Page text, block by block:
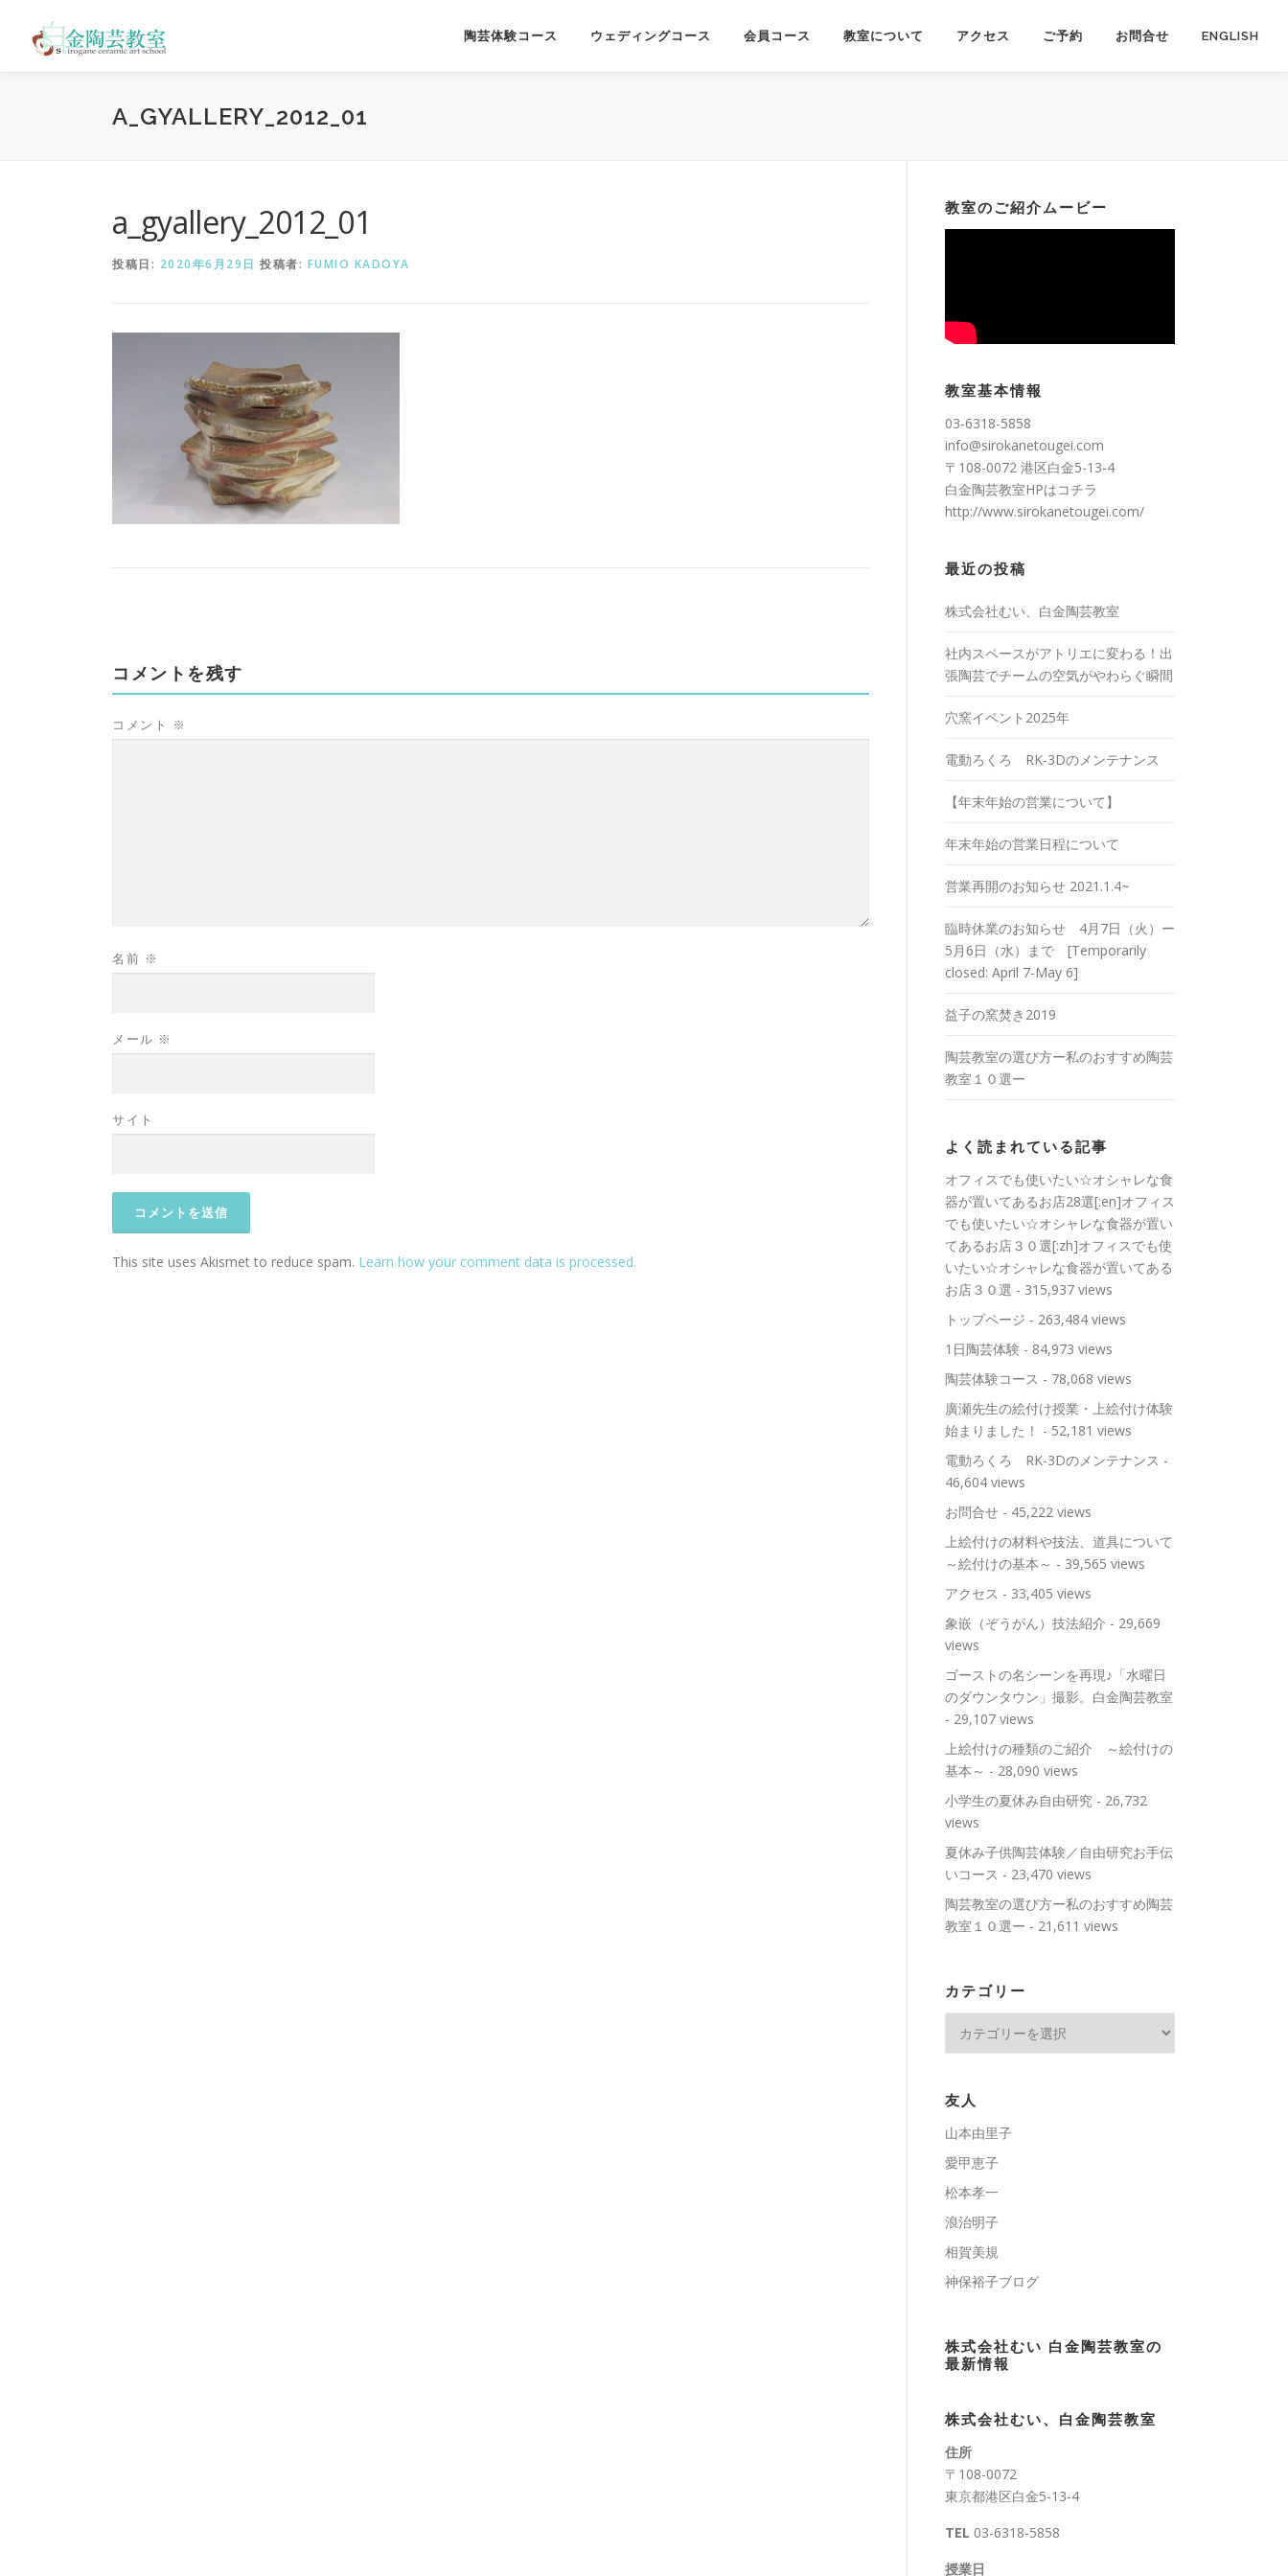
ン
陶芸体験コース ウェディングコース 会員コース 教室について アクセス ご予約 お問合せ ENGLISH
A_GYALLERY_2012_01
a_gyallery_2012_01
投稿日: 2020年6月29日 投稿者: FUMIO KADOYA
コメントを残す
コメント ※
名前 ※
メール ※
サイト
This site uses Akismet to reduce spam. Learn how your comment data is processed.
教室のご紹介ムービー
教室基本情報
03-6318-5858
info@sirokanetougei.com
〒108-0072 港区白金5-13-4
白金陶芸教室HPはコチラ
http://www.sirokanetougei.com/
最近の投稿
株式会社むい、白金陶芸教室
社内スペースがアトリエに変わる！出
張陶芸でチームの空気がやわらぐ瞬間
穴窯イベント2025年
電動ろくろ RK-3Dのメンテナンス
【年末年始の営業について】
年末年始の営業日程について
営業再開のお知らせ 2021.1.4~
臨時休業のお知らせ 4月7日（火）ー
5月6日（水）まで [Temporarily
closed: April 7-May 6]
益子の窯焚き2019
陶芸教室の選び方ー私のおすすめ陶芸
教室１０選ー
よく読まれている記事
オフィスでも使いたい☆オシャレな食
器が置いてあるお店28選[:en]オフィス
でも使いたい☆オシャレな食器が置い
てあるお店３０選[:zh]オフィスでも使
いたい☆オシャレな食器が置いてある
お店３０選 - 315,937 views
トップページ - 263,484 views
1日陶芸体験 - 84,973 views
陶芸体験コース - 78,068 views
廣瀬先生の絵付け授業・上絵付け体験
始まりました！ - 52,181 views
電動ろくろ RK-3Dのメンテナンス -
46,604 views
お問合せ - 45,222 views
上絵付けの材料や技法、道具について
～絵付けの基本～ - 39,565 views
アクセス - 33,405 views
象嵌（ぞうがん）技法紹介 - 29,669
views
ゴーストの名シーンを再現♪「水曜日
のダウンタウン」撮影。白金陶芸教室
- 29,107 views
上絵付けの種類のご紹介 ～絵付けの
基本～ - 28,090 views
小学生の夏休み自由研究 - 26,732
views
夏休み子供陶芸体験／自由研究お手伝
いコース - 23,470 views
陶芸教室の選び方ー私のおすすめ陶芸
教室１０選ー - 21,611 views
カテゴリー
リ
ー
友人
山本由里子
愛甲恵子
松本孝一
浪治明子
相賀美規
神保裕子ブログ
株式会社むい 白金陶芸教室の
最新情報
株式会社むい、白金陶芸教室
住所
〒108-0072
東京都港区白金5-13-4
TEL 03-6318-5858
授業日